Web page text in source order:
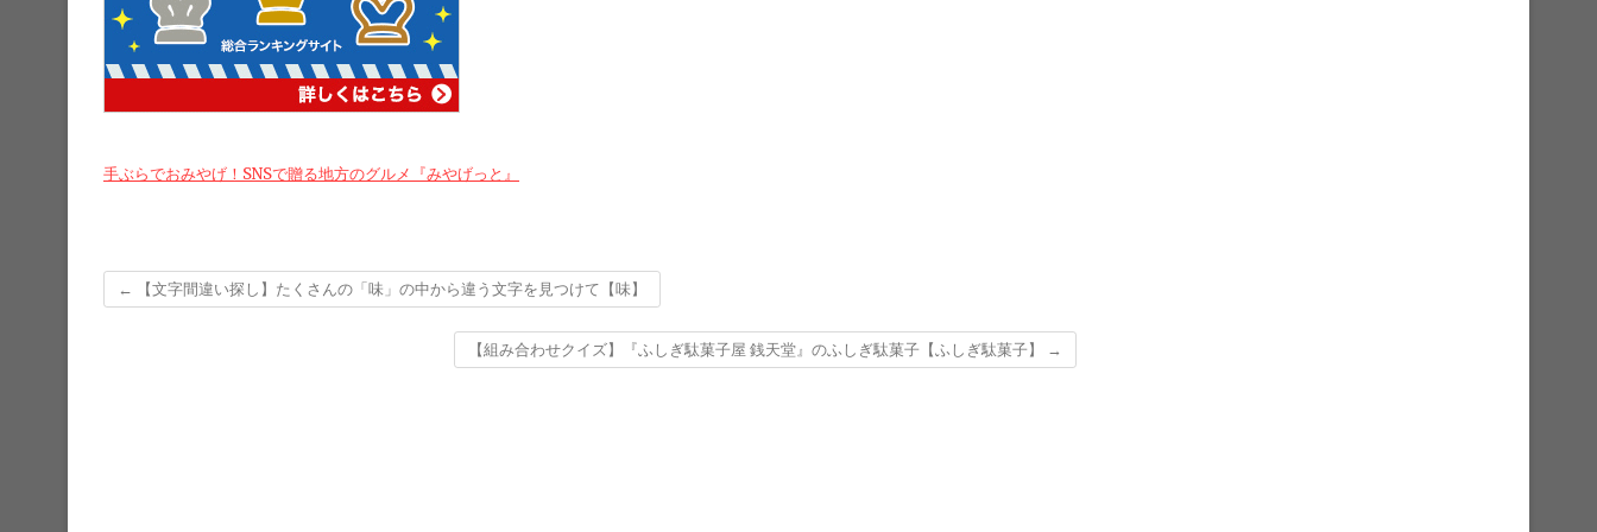
手ぶらでおみやげ！SNSで贈る地方のグルメ『みやげっと』
← 【文字間違い探し】たくさんの「味」の中から違う文字を見つけて【味】
【組み合わせクイズ】『ふしぎ駄菓子屋 銭天堂』のふしぎ駄菓子【ふしぎ駄菓子】 →